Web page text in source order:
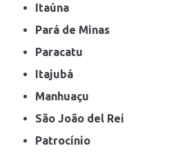
Itaúna
Pará de Minas
Paracatu
Itajubá
Manhuaçu
São João del Rei
Patrocínio